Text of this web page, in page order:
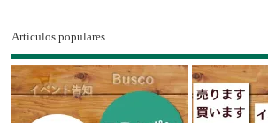
Artículos populares